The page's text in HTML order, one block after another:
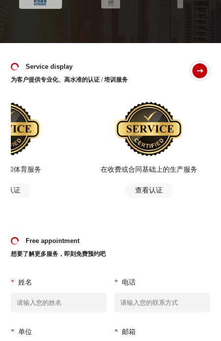
Service display
为客户提供专业化、高水准的认证 / 培训服务
务 在收费或合同基础上的生产服务
Free appointment
想要了解更多服务，即刻免费预约吧
* 姓名 * 电话
* 单位 * 邮箱